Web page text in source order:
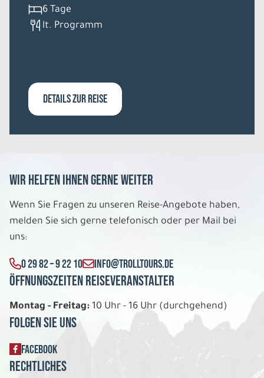
6 Tage
lt. Programm
DETAILS ZUR REISE
Wir helfen Ihnen gerne weiter
Wenn Sie Fragen zu unseren Reise-Angebote haben,
melden Sie sich gerne telefonisch oder per Mail bei
uns:
0 29 82 – 9 22 10 INFO@TROLLTOURS.DE
Öffnungszeiten Reiseveranstalter
Montag - Freitag: 10 Uhr - 16 Uhr (durchgehend)
Folgen Sie uns
FACEBOOK
Rechtliches